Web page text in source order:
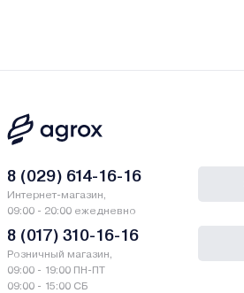
8 (029) 614-16-16
Интернет-магазин,
09:00 - 20:00 ежедневно
8 (017) 310-16-16
Розничный магазин,
09:00 - 19:00 ПН-ПТ
09:00 - 15:00 СБ